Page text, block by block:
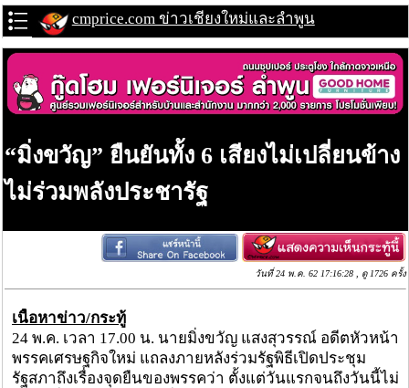
cmprice.com ข่าวเชียงใหม่และลำพูน
“มิ่งขวัญ” ยืนยันทั้ง 6 เสียงไม่เปลี่ยนข้าง
ไม่ร่วมพลังประชารัฐ
วันที่ 24 พ.ค. 62 17:16:28 , ดู 1726 ครั้ง
เนื้อหาข่าว/กระทู้
24 พ.ค. เวลา 17.00 น. นายมิ่งขวัญ แสงสุวรรณ์ อดีตหัวหน้า
พรรคเศรษฐกิจใหม่ แถลงภายหลังร่วมรัฐพิธีเปิดประชุม
รัฐสภาถึงเรื่องจุดยืนของพรรคว่า ตั้งแต่วันแรกจนถึงวันนี้ไม่